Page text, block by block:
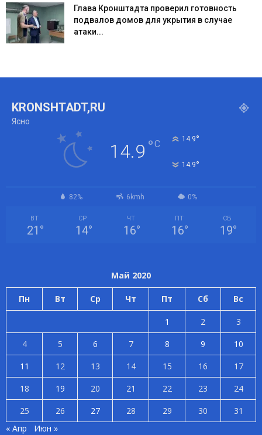
Глава Кронштадта проверил готовность
подвалов домов для укрытия в случае
атаки...
KRONSHTADT,RU
Ясно
14.9 °C 14.9°
14.9°
82% 6kmh 0%
ВТ
21 °
СР
14°
ЧТ
16°
ПТ
16°
СБ
19°
Май 2020
Пн Вт Ср Чт Пт Сб Вс
1 2
3
4
5 6 7 8 9
10
11
12 13 14 15 16
17
18
19 20 21 22 23
24
25
26 27 28 29 30
31
« Апр
Июн »